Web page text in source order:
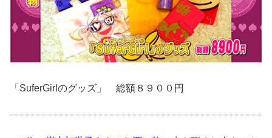
「SuferGirlのグッズ」 総額８９００円